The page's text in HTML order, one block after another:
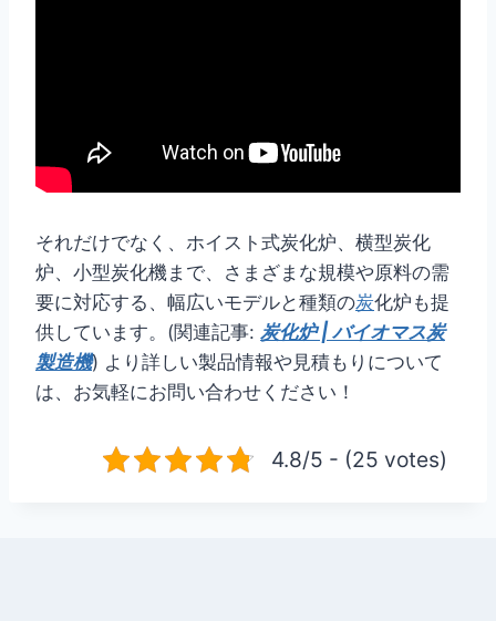
それだけでなく、ホイスト式炭化炉、横型炭化
炉、小型炭化機まで、さまざまな規模や原料の需
要に対応する、幅広いモデルと種類の炭化炉も提
供しています。(関連記事: 炭化炉 | バイオマス炭
製造機) より詳しい製品情報や見積もりについて
は、お気軽にお問い合わせください！
4.8/5 - (25 votes)